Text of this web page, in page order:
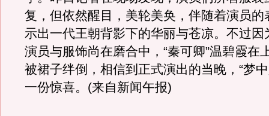
复，但依然醒目，美轮美奂，伴随着演员的
示出一代王朝背影下的华丽与苍凉。不过因
演员与服饰尚在磨合中，“秦可卿”温碧霞在
被裙子绊倒，相信到正式演出的当晚，“梦
一份惊喜。(来自新闻午报)